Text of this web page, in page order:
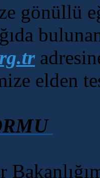
gönüllü
elden